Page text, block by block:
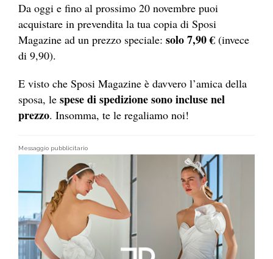
Da oggi e fino al prossimo 20 novembre puoi
acquistare in prevendita la tua copia di Sposi
Magazine ad un prezzo speciale: solo 7,90 € (invece
di 9,90).
E visto che Sposi Magazine è davvero l’amica della
sposa, le spese di spedizione sono incluse nel
prezzo. Insomma, te le regaliamo noi!
Messaggio pubblicitario